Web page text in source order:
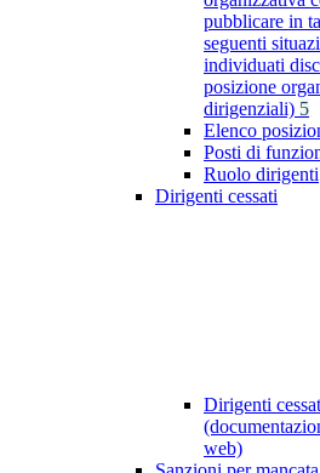
pubblicare in
seguenti
individuati
posizione
dirigenziali) 5
Elenco
Posti di
Ruolo dirigenti
Dirigenti cessati
Dirigenti
web)